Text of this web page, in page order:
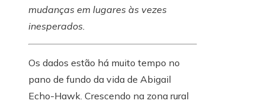
mudanças em lugares às vezes
inesperados.
Os dados estão há muito tempo no
pano de fundo da vida de Abigail
Echo-Hawk. Crescendo na zona rural